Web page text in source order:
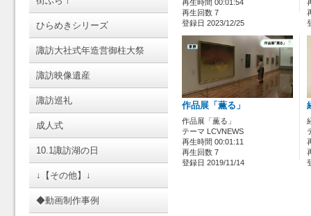
ひらめきシリーズ
諏訪大社式年造営御柱大祭
諏訪映像遺産
諏訪巡礼
成人式
10.1諏訪湖の日
↓【その他】↓
◆動画制作事例
再生時間 00:01:54
再生回数 7
登録日 2023/12/25
作品展「薫る」
作品展「薫る」
テーマ LCVNEWS
再生時間 00:01:11
再生回数 7
登録日 2019/11/14